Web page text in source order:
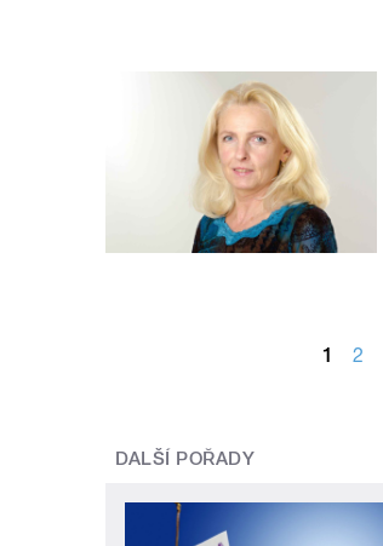
1 2
DALŠÍ POŘADY